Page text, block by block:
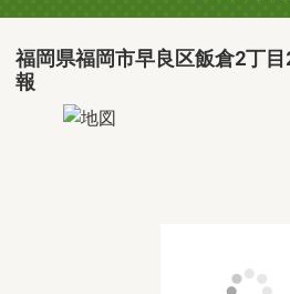
福岡県福岡市早良区飯倉2丁
報